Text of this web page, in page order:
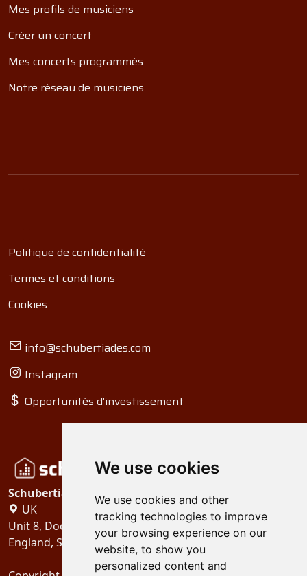
We use cookies
We use cookies and other
tracking technologies to improve
your browsing experience on our
website, to show you
personalized content and
Mes profils de musiciens
Créer un concert
Mes concerts programmés
Notre réseau de musiciens
Politique de confidentialité
Termes et conditions
Cookies
info@schubertiades.com
Instagram
Opportunités d'investissement
Schubertiades, Ltd.
UK
Unit 8, Dock Offices, Surrey Quays Road, London
England, SE16 2XU